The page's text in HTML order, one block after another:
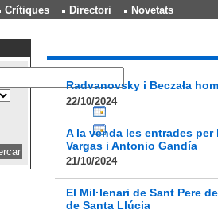
Crítiques Directori Novetats
Radvanovsky i Beczała
22/10/2024
A la venda les entrades per
Vargas i Antonio Gandía
21/10/2024
El Mil·lenari de Sant Pere
de Santa Llúcia